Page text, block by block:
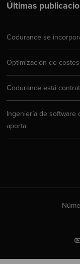
Últimas
Codurance se
Optimización de
Codurance está
Ingeniería de software
aporta